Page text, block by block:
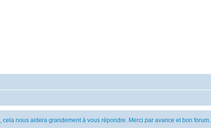
, cela nous aidera grandement à vous répondre. Merci par avance et bon forum.